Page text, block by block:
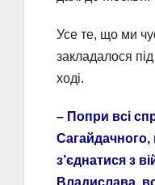
Усе те, що ми
закладалося
ході.
– Попри всі
з’єднатися з
Владислава,